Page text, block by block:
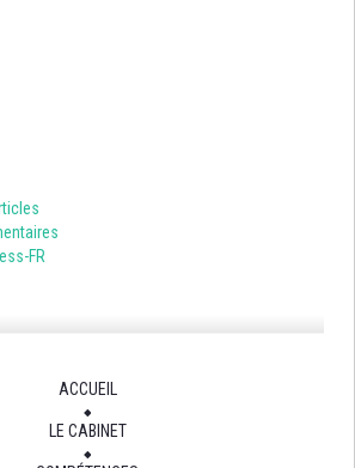
FR
ACCUEIL
LE CABINET